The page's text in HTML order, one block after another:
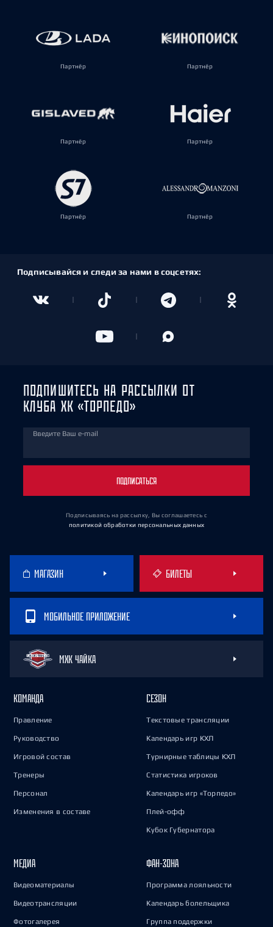
Партнёр Партнёр
Партнёр Партнёр
Партнёр Партнёр
Подписывайся и следи за нами в соцсетях:
ПОДПИШИТЕСЬ НА РАССЫЛКИ ОТ
КЛУБА ХК «ТОРПЕДО»
Введите Ваш e-mail
ПОДПИСАТЬСЯ
Подписываясь на рассылку, Вы соглашаетесь с
политикой обработки персональных данных
МАГАЗИН БИЛЕТЫ
МОБИЛЬНОЕ ПРИЛОЖЕНИЕ
МХК ЧАЙКА
КОМАНДА
Правление
Руководство
Игровой состав
Тренеры
Персонал
Изменения в составе
СЕЗОН
Текстовые трансляции
Календарь игр КХЛ
Турнирные таблицы КХЛ
Статистика игроков
Календарь игр «Торпедо»
Плей-офф
Кубок Губернатора
МЕДИА
Видеоматериалы
Видеотрансляции
Фотогалерея
ФАН-ЗОНА
Программа лояльности
Календарь болельщика
Группа поддержки